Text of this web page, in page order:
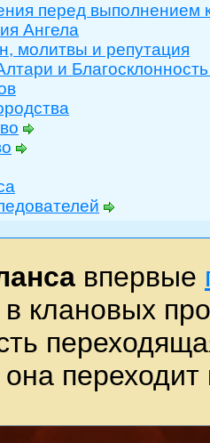
перед выполнением
Ангела
молитвы и репутация
и
впервые
клановых